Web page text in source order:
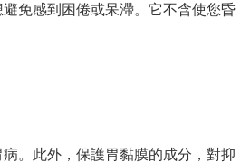
免感到困倦或呆滯。它不含使您昏
。此外，保護胃黏膜的成分，對抑